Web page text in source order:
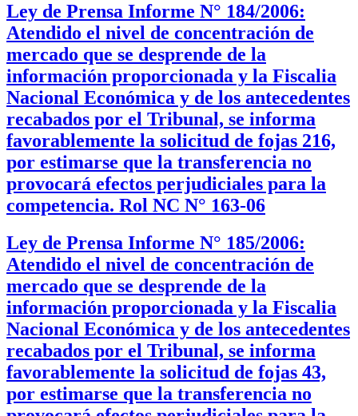
Ley de Prensa Informe N° 184/2006:
Atendido el nivel de concentración de
mercado que se desprende de la
información proporcionada y la Fiscalia
Nacional Económica y de los antecedentes
recabados por el Tribunal, se informa
favorablemente la solicitud de fojas 216,
por estimarse que la transferencia no
provocará efectos perjudiciales para la
competencia. Rol NC N° 163-06
Ley de Prensa Informe N° 185/2006:
Atendido el nivel de concentración de
mercado que se desprende de la
información proporcionada y la Fiscalia
Nacional Económica y de los antecedentes
recabados por el Tribunal, se informa
favorablemente la solicitud de fojas 43,
por estimarse que la transferencia no